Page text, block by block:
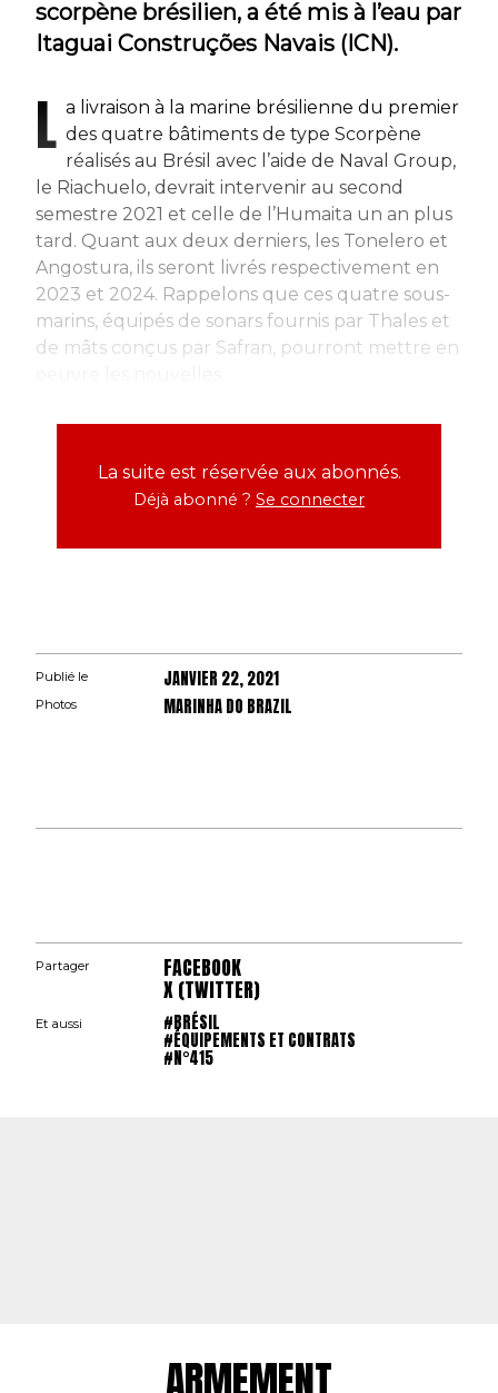
scorpène brésilien, a été mis à l’eau par
Itaguai Construções Navais (ICN).
L a livraison à la marine brésilienne du premier
des quatre bâtiments de type Scorpène
réalisés au Brésil avec l’aide de Naval Group,
le Riachuelo, devrait intervenir au second
semestre 2021 et celle de l’Humaita un an plus
tard. Quant aux deux derniers, les Tonelero et
Angostura, ils seront livrés respectivement en
2023 et 2024. Rappelons que ces quatre sous-
marins, équipés de sonars fournis par Thales et
de mâts conçus par Safran, pourront mettre en
La suite est réservée aux abonnés.
Déjà abonné ? Se connecter
Publié le JANVIER 22, 2021
Photos MARINHA DO BRAZIL
Partager FACEBOOK
X (TWITTER)
Et aussi #BRÉSIL
#ÉQUIPEMENTS ET CONTRATS
#N°415